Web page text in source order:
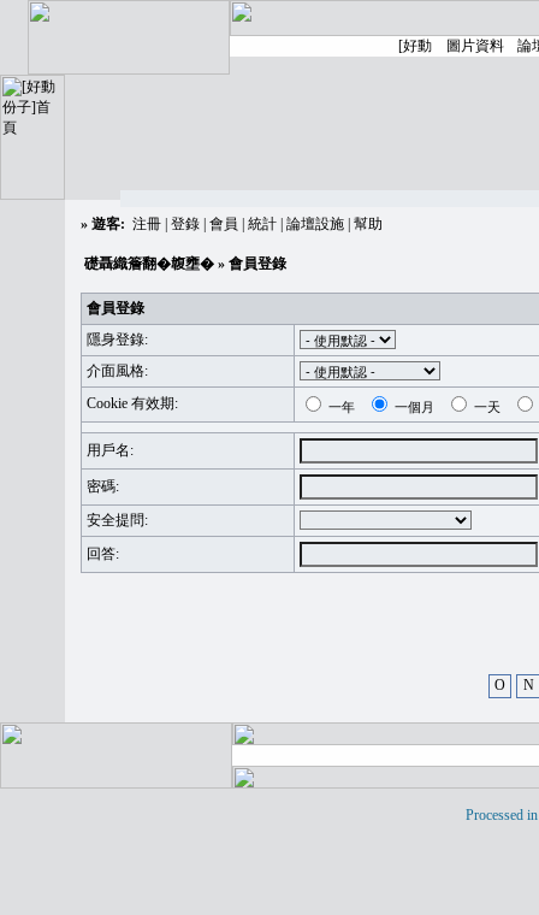
» 遊客: 注冊 登錄 會員 統計 論壇設施 幫助
礎聶織簷翻�䪖壅� » 會員登錄
會員登錄
隱身登錄:
介面風格:
Cookie 有效期:
一年 一個月 一天
用戶名:
密碼:
安全提問:
回答:
O N
Processed